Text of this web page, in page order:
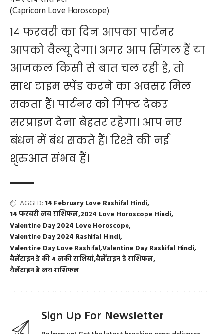
(Capricorn Love Horoscope)
14 फरवरी का दिन आपका पार्टनर
आपको वैल्यू देगा। अगर आप सिंगल हैं या
आजकल किसी से बात चल रही है, तो
साथ टाइम स्पेंड करने का अवसर मिल
सकता हैं। पार्टनर को गिफ्ट देकर
सरप्राइज देना बेहतर रहेगा। आप नए
बंधन में बंध सकते हैं। रिश्ते की नई
शुरुआत संभव हैं।
TAGGED:14 February Love Rashifal Hindi
14 फरवरी लव राशिफल 2024 Love Horoscope Hindi
Valentine Day 2024 Love Horoscope
Valentine Day 2024 Rashifal Hindi
Valentine Day Love RashifalValentine Day Rashifal Hindi
वैलेंटाइन डे की 4 लकी राशियांवैलेंटाइन डे राशिफल
वैलेंटाइन डे लव राशिफल
Sign Up For Newsletter